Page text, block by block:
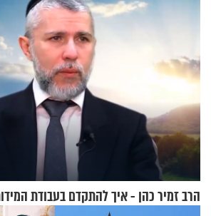
הרב זמיר כהן - איך להתקדם בעבודת